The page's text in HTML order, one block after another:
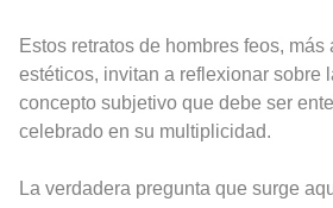
Estos retratos de hombres feos,
estéticos, invitan a reflexionar sobre
concepto subjetivo que debe ser
celebrado en su multiplicidad.
La verdadera pregunta que surge